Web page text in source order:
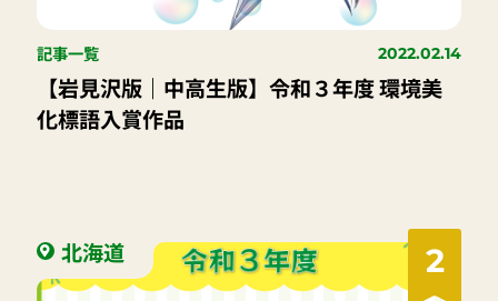
記事一覧 2022.02.14
【岩見沢版｜中高生版】令和３年度 環境美
化標語入賞作品
2
北海道